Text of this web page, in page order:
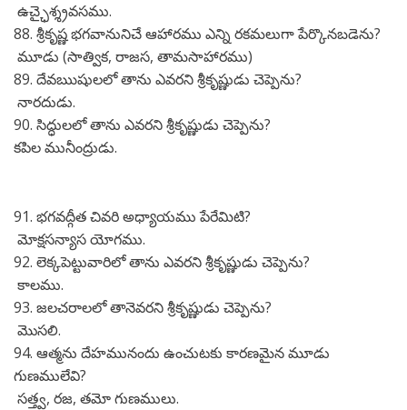
ఉచ్ఛైశ్శ్రవసము.
88. శ్రీకృష్ణ భగవానునిచే ఆహారము ఎన్ని రకమలుగా పేర్కొనబడెను?
మూడు (సాత్విక, రాజస, తామసాహారము)
89. దేవఋషులలో తాను ఎవరని శ్రీకృష్ణుడు చెప్పెను?
నారదుడు.
90. సిద్ధులలో తాను ఎవరని శ్రీకృష్ణుడు చెప్పెను?
కపిల మునీంద్రుడు.
91. భగవద్గీత చివరి అధ్యాయము పేరేమిటి?
మోక్షసన్యాస యోగము.
92. లెక్కపెట్టువారిలో తాను ఎవరని శ్రీకృష్ణుడు చెప్పెను?
కాలము.
93. జలచరాలలో తానెవరని శ్రీకృష్ణుడు చెప్పెను?
మొసలి.
94. ఆత్మను దేహమునందు ఉంచుటకు కారణమైన మూడు
గుణములేవి?
సత్త్వ, రజ, తమో గుణములు.